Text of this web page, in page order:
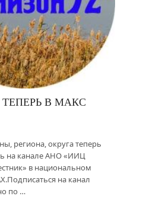
В MAКС
региона, округа теперь
на канале АНО «ИИЦ
в национальном
на канал
по …